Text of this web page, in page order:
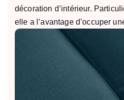
décoration d’intérieur.
elle a l’avantage d’occuper